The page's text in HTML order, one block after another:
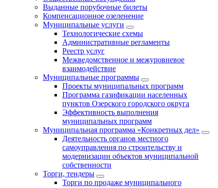
Выданные порубочные билеты
Компенсационное озеленение
Муниципальные услуги
Технологические схемы
Административные регламенты
Реестр услуг
Межведомственное и межуровневое
взаимодействие
Муниципальные программы
Проекты муниципальных программ
Программа газификации населенных
пунктов Озерского городского округа
Эффективность выполнения
муниципальных программ
Муниципальная программа «Конкретных дел»
Деятельность органов местного
самоуправления по строительству и
модернизации объектов муниципальной
собственности
Торги, тендеры
Торги по продаже муниципального